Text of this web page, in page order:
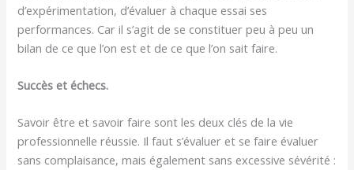
d’expérimentation, d’évaluer à chaque essai ses
performances. Car il s’agit de se constituer peu à peu un
bilan de ce que l’on est et de ce que l’on sait faire.
Succès et échecs.
Savoir être et savoir faire sont les deux clés de la vie
professionnelle réussie. Il faut s’évaluer et se faire évaluer
sans complaisance, mais également sans excessive sévérité :